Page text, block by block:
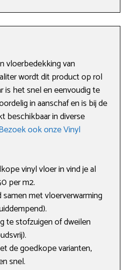
vloerbedekking van
wordt dit product op rol
is het snel en eenvoudig te
in aanschaf en is bij de
beschikbaar in diverse
ook onze Vinyl
vinyl vloer in vind je al
per m2.
samen met vloerverwarming
te stofzuigen of dweilen
de goedkope varianten,
snel.